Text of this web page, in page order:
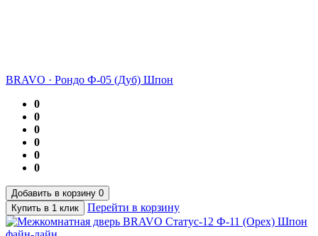
BRAVO · Рондо Ф-05 (Дуб) Шпон
0
0
0
0
0
0
Добавить в корзину 0
Купить в 1 клик
Перейти в корзину